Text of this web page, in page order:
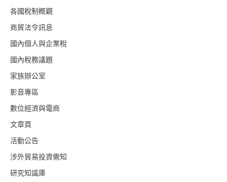
各國稅制概觀
商貿法令訊息
國內個人與企業稅
國內稅務議題
家族辦公室
影音專區
數位經濟與電商
文章頁
活動公告
涉外貿易投資需知
研究知識庫